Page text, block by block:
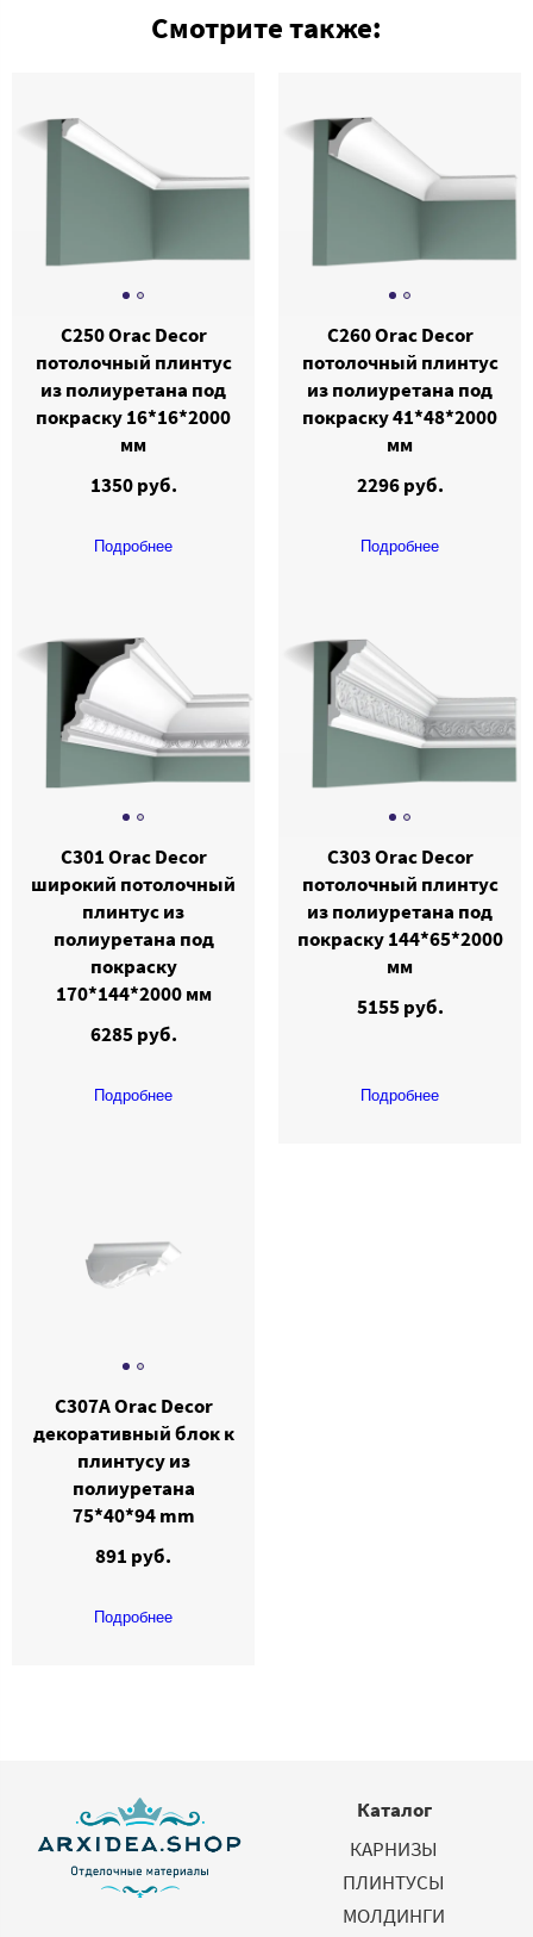
Смотрите также:
C250 Orac Decor
потолочный плинтус
из полиуретана под
покраску 16*16*2000
мм
1350 руб.
Подробнее
C260 Orac Decor
потолочный плинтус
из полиуретана под
покраску 41*48*2000
мм
2296 руб.
Подробнее
C301 Orac Decor
широкий потолочный
плинтус из
полиуретана под
покраску
170*144*2000 мм
6285 руб.
Подробнее
C303 Orac Decor
потолочный плинтус
из полиуретана под
покраску 144*65*2000
мм
5155 руб.
Подробнее
C307A Orac Decor
декоративный блок к
плинтусу из
полиуретана
75*40*94 mm
891 руб.
Подробнее
Каталог
КАРНИЗЫ
ПЛИНТУСЫ
МОЛДИНГИ